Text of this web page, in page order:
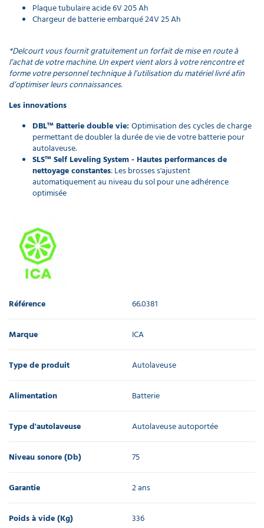
CT15 / 70 /
90 / 110
Brosse
tynex pour
CT70 / 90 /
330,00 €
l'unité
Kit
aspiration
pour
Brosse
nylon pour
146,00 €
autolaveuse
Panier à
Plaque tubulaire acide 6V 205 Ah
Chargeur de batterie embarqué 24V 25 Ah
*Delcourt vous fournit gratuitement un forfait de mise en route à
l’achat de votre machine. Un expert vient alors à votre rencontre et
forme votre personnel technique à l’utilisation du matériel livré afin
d’optimiser leurs connaissances.
Les innovations
DBL™ Batterie double vie:Optimisation des cycles de charge
permettant de doubler la durée de vie de votre batterie pour
autolaveuse.
SLS™ Self Leveling System - Hautes performances de
nettoyage constantes: Les brosses s'ajustent
automatiquement au niveau du sol pour une adhérence
optimisée
Référence 66.0381
Marque ICA
Type de produit Autolaveuse
Alimentation Batterie
Type d'autolaveuse Autolaveuse autoportée
Niveau sonore (Db) 75
Garantie 2 ans
Poids à vide (Kg) 336